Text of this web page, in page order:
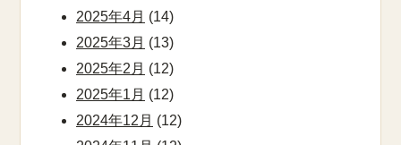
2025年4月 (14)
2025年3月 (13)
2025年2月 (12)
2025年1月 (12)
2024年12月 (12)